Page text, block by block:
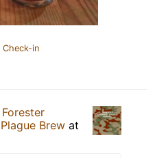
Check-in
Forester
Plague Brew at